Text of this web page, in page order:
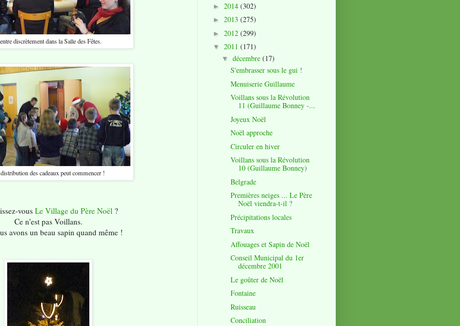
discrètement dans la Salle des Fêtes.
des cadeaux peut commencer !
vous Le Village du Père Noël?
Ce n'est pas Voillans.
avons un beau sapin quand même !
► 2014 (302)
► 2013 (275)
► 2012 (299)
▼ 2011 (171)
▼ décembre (17)
S'embrasser sous le gui !
Menuiserie Guillaume
Voillans sous la Révolution
11 (Guillaume Bonney -...
Joyeux Noël
Noël approche
Circuler en hiver
Voillans sous la Révolution
10 (Guillaume Bonney)
Belgrade
Premières neiges ... Le Père
Noël viendra-t-il ?
Précipitations locales
Travaux
Affouages et Sapin de Noël
Conseil Municipal du 1er
décembre 2001
Le goûter de Noël
Fontaine
Ruisseau
Conciliation